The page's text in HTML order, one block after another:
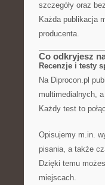
szczegóły oraz
Każda publikacja
producenta.
Co odkryjesz
Recenzje i testy
Na Diprocon.pl
multimedialnych,
Każdy test to
Opisujemy m.in.
pisania, a także
Dzięki temu
miejscach.